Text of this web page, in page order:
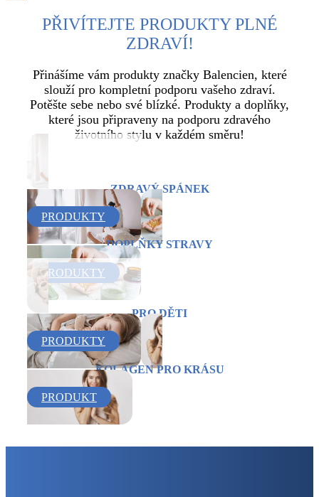
PŘIVÍTEJTE PRODUKTY PLNÉ
ZDRAVÍ!
Přinášíme vám produkty značky Balencien, které
slouží pro kompletní podporu vašeho zdraví.
Potěšte sebe nebo své blízké. Produkty a doplňky,
které jsou připraveny na podporu zdravého
životního stylu v každém směru!
ZDRAVÝ SPÁNEK
PRODUKTY
DOPLŇKY STRAVY
PRODUKTY
PRO DĚTI
PRODUKTY
KOLAGEN PRO KRÁSU
PRODUKT